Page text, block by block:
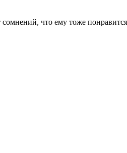
что ему тоже